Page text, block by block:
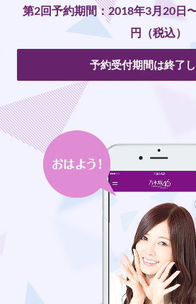
第2回予約期間：2018年3月20日
円（税込）
予約受付期間は終了